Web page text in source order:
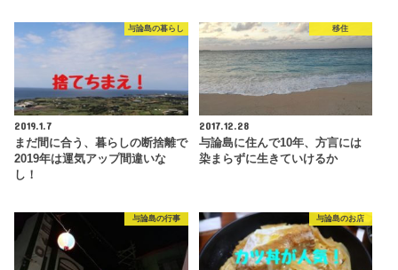
与論島の暮らし
2019.1.7
まだ間に合う、暮らしの断捨離で
2019年は運気アップ間違いな
し！
移住
2017.12.28
与論島に住んで10年、方言には
染まらずに生きていけるか
与論島の行事 与論島のお店